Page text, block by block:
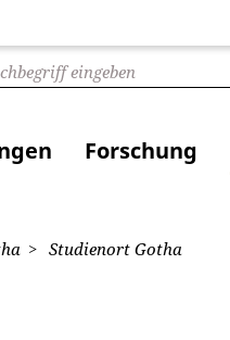
Forschung
Studienort Gotha